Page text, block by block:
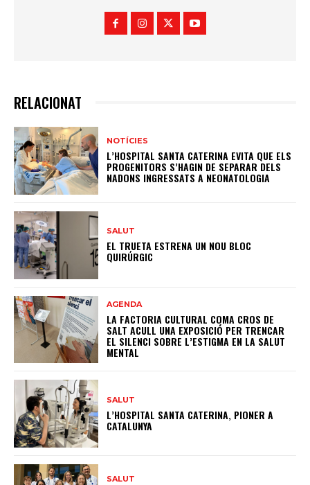
RELACIONAT
NOTÍCIES
L’HOSPITAL SANTA CATERINA EVITA QUE ELS
PROGENITORS S’HAGIN DE SEPARAR DELS
NADONS INGRESSATS A NEONATOLOGIA
SALUT
EL TRUETA ESTRENA UN NOU BLOC
QUIRÚRGIC
AGENDA
LA FACTORIA CULTURAL COMA CROS DE
SALT ACULL UNA EXPOSICIÓ PER TRENCAR
EL SILENCI SOBRE L’ESTIGMA EN LA SALUT
MENTAL
SALUT
L’HOSPITAL SANTA CATERINA, PIONER A
CATALUNYA
SALUT